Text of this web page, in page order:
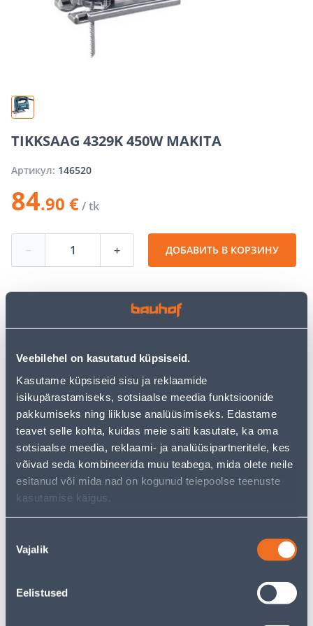
Veebilehel on kasutatud küpsiseid.
Kasutame küpsiseid sisu ja reklaamide
isikupärastamiseks, sotsiaalse meedia funktsioonide
pakkumiseks ning liikluse analüüsimiseks. Edastame
teavet selle kohta, kuidas meie saiti kasutate, ka oma
sotsiaalse meedia, reklaami- ja analüüsipartneritele, kes
võivad seda kombineerida muu teabega, mida olete neile
esitanud või mida nad on kogunud teiepoolse teenuste
kasutamise käigus.
valik
Vajalik
Eelistused
TIKKSAAG 4329K 450W MAKITA
Артикул: 146520
84.90 €/ tk
− + ДОБАВИТЬ В КОРЗИНУ
Посмотреть наличие
Калькулятор рассрочки
Депозит Платежи
Ежемесячный платеж 14.15 €
Предполагаемая доставка 4,99 € от 2-5 tööpäeva